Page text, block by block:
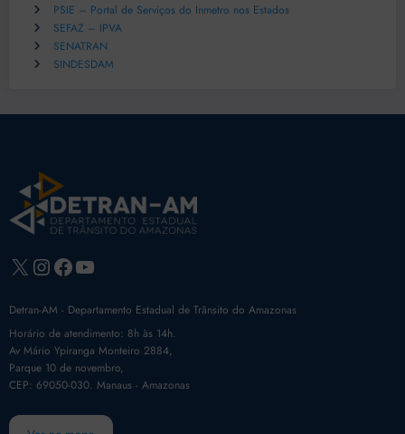
PSIE – Portal de Serviços do Inmetro nos Estados
SEFAZ – IPVA
SENATRAN
SINDESDAM
X Instagram
Facebook
Youtube
Detran-AM - Departamento Estadual de Trânsito do Amazonas
Horário de atendimento: 8h às 14h.
Av Mário Ypiranga Monteiro 2884,
Parque 10 de novembro,
CEP: 69050-030. Manaus - Amazonas